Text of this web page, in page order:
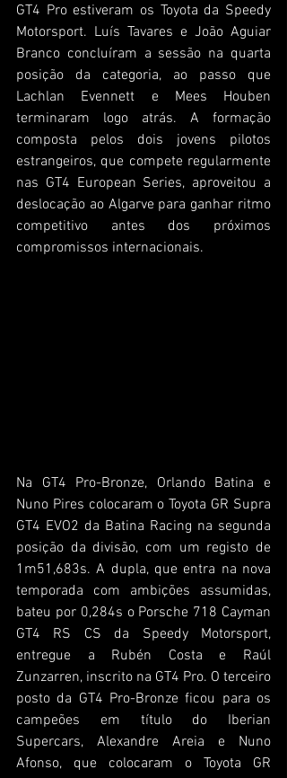
GT4 Pro estiveram os Toyota da Speedy
Motorsport. Luís Tavares e João Aguiar
Branco concluíram a sessão na quarta
posição da categoria, ao passo que
Lachlan Evennett e Mees Houben
terminaram logo atrás. A formação
composta pelos dois jovens pilotos
estrangeiros, que compete regularmente
nas GT4 European Series, aproveitou a
deslocação ao Algarve para ganhar ritmo
competitivo antes dos próximos
compromissos internacionais.
Na GT4 Pro-Bronze, Orlando Batina e
Nuno Pires colocaram o Toyota GR Supra
GT4 EVO2 da Batina Racing na segunda
posição da divisão, com um registo de
1m51,683s. A dupla, que entra na nova
temporada com ambições assumidas,
bateu por 0,284s o Porsche 718 Cayman
GT4 RS CS da Speedy Motorsport,
entregue a Rubén Costa e Raúl
Zunzarren, inscrito na GT4 Pro. O terceiro
posto da GT4 Pro-Bronze ficou para os
campeões em título do Iberian
Supercars, Alexandre Areia e Nuno
Afonso, que colocaram o Toyota GR